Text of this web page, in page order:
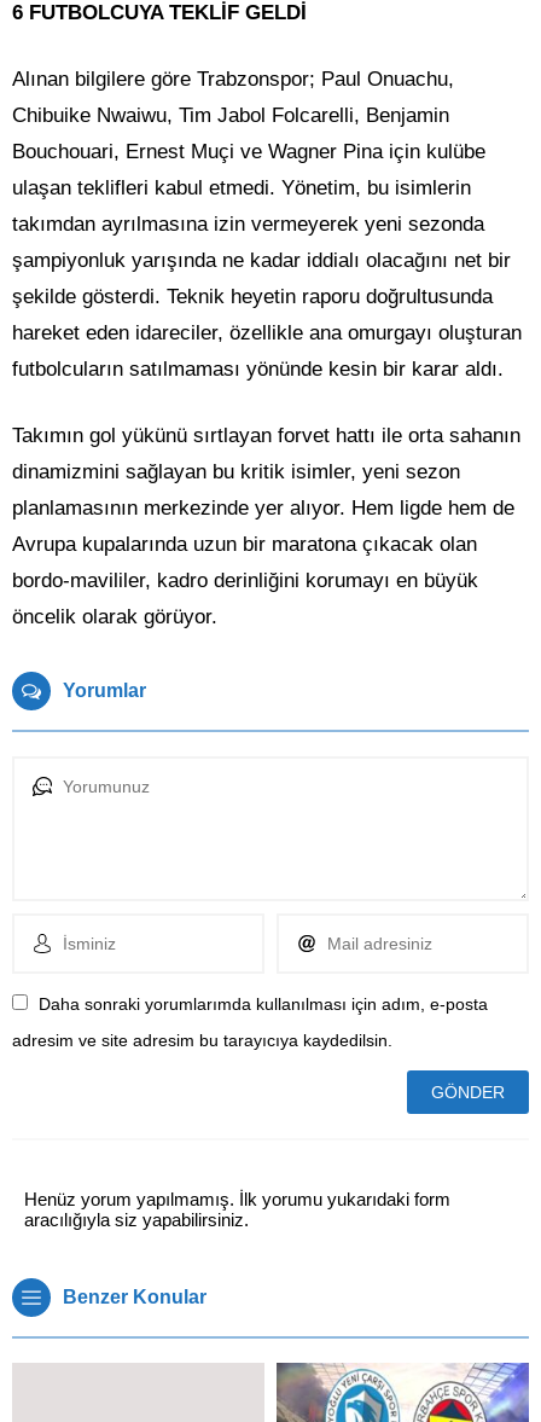
6 FUTBOLCUYA TEKLİF GELDİ
Alınan bilgilere göre Trabzonspor; Paul Onuachu,
Chibuike Nwaiwu, Tim Jabol Folcarelli, Benjamin
Bouchouari, Ernest Muçi ve Wagner Pina için kulübe
ulaşan teklifleri kabul etmedi. Yönetim, bu isimlerin
takımdan ayrılmasına izin vermeyerek yeni sezonda
şampiyonluk yarışında ne kadar iddialı olacağını net bir
şekilde gösterdi. Teknik heyetin raporu doğrultusunda
hareket eden idareciler, özellikle ana omurgayı oluşturan
futbolcuların satılmaması yönünde kesin bir karar aldı.
Takımın gol yükünü sırtlayan forvet hattı ile orta sahanın
dinamizmini sağlayan bu kritik isimler, yeni sezon
planlamasının merkezinde yer alıyor. Hem ligde hem de
Avrupa kupalarında uzun bir maratona çıkacak olan
bordo-mavililer, kadro derinliğini korumayı en büyük
öncelik olarak görüyor.
Yorumlar
Daha sonraki yorumlarımda kullanılması için adım, e-posta
adresim ve site adresim bu tarayıcıya kaydedilsin.
Henüz yorum yapılmamış. İlk yorumu yukarıdaki form
aracılığıyla siz yapabilirsiniz.
Benzer Konular